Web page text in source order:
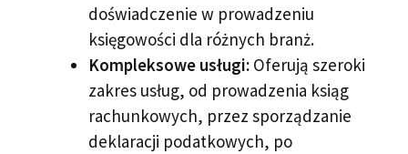
doświadczenie w prowadzeniu
księgowości dla różnych branż.
Kompleksowe usługi: Oferują szeroki
zakres usług, od prowadzenia ksiąg
rachunkowych, przez sporządzanie
deklaracji podatkowych, po